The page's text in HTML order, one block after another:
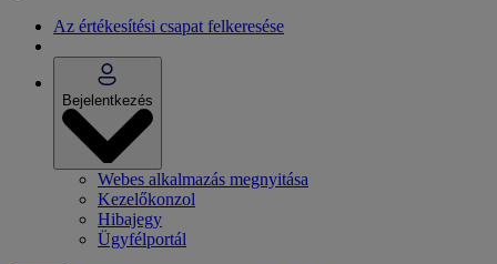
Az értékesítési csapat felkeresése
Bejelentkezés
Webes alkalmazás megnyitása
Kezelőkonzol
Hibajegy
Ügyfélportál